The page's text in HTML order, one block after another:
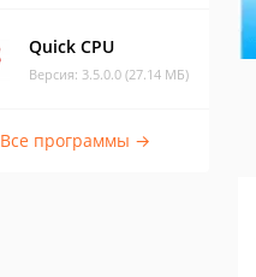
Quick CPU
Версия: 3.5.0.0 (27.14 МБ)
Все программы →